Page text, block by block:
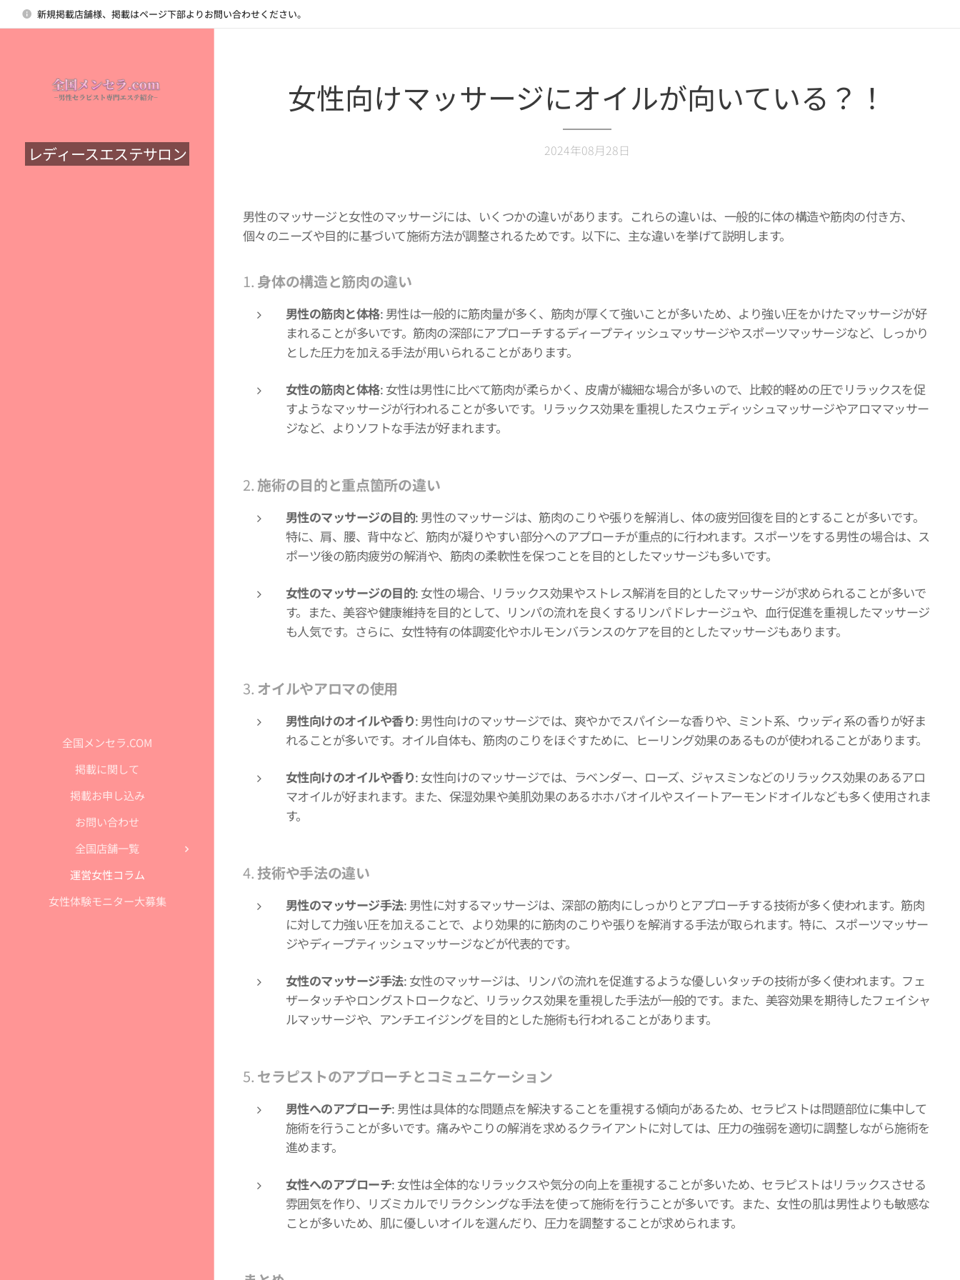
新規掲載店舗様、掲載はページ下部よりお問い合わせください。
レディースエステサロン
全国メンセラ.COM
掲載に関して
掲載お申し込み
お問い合わせ
全国店舗一覧
運営女性コラム
女性体験モニター大募集
女性向けマッサージにオイルが向いている？！
2024年08月28日
男性のマッサージと女性のマッサージには、いくつかの違いがあります。これらの違いは、一般的に体の構造や筋肉の付き方、
個々のニーズや目的に基づいて施術方法が調整されるためです。以下に、主な違いを挙げて説明します。
1. 身体の構造と筋肉の違い
男性の筋肉と体格: 男性は一般的に筋肉量が多く、筋肉が厚くて強いことが多いため、より強い圧をかけたマッサージが好
まれることが多いです。筋肉の深部にアプローチするディープティッシュマッサージやスポーツマッサージなど、しっかり
とした圧力を加える手法が用いられることがあります。
女性の筋肉と体格: 女性は男性に比べて筋肉が柔らかく、皮膚が繊細な場合が多いので、比較的軽めの圧でリラックスを促
すようなマッサージが行われることが多いです。リラックス効果を重視したスウェディッシュマッサージやアロママッサー
ジなど、よりソフトな手法が好まれます。
2.施術の目的と重点箇所の違い
男性のマッサージの目的: 男性のマッサージは、筋肉のこりや張りを解消し、体の疲労回復を目的とすることが多いです。
特に、肩、腰、背中など、筋肉が凝りやすい部分へのアプローチが重点的に行われます。スポーツをする男性の場合は、ス
ポーツ後の筋肉疲労の解消や、筋肉の柔軟性を保つことを目的としたマッサージも多いです。
女性のマッサージの目的: 女性の場合、リラックス効果やストレス解消を目的としたマッサージが求められることが多いで
す。また、美容や健康維持を目的として、リンパの流れを良くするリンパドレナージュや、血行促進を重視したマッサージ
も人気です。さらに、女性特有の体調変化やホルモンバランスのケアを目的としたマッサージもあります。
3. オイルやアロマの使用
男性向けのオイルや香り: 男性向けのマッサージでは、爽やかでスパイシーな香りや、ミント系、ウッディ系の香りが好ま
れることが多いです。オイル自体も、筋肉のこりをほぐすために、ヒーリング効果のあるものが使われることがあります。
女性向けのオイルや香り: 女性向けのマッサージでは、ラベンダー、ローズ、ジャスミンなどのリラックス効果のあるアロ
マオイルが好まれます。また、保湿効果や美肌効果のあるホホバオイルやスイートアーモンドオイルなども多く使用されま
す。
4.技術や手法の違い
男性のマッサージ手法: 男性に対するマッサージは、深部の筋肉にしっかりとアプローチする技術が多く使われます。筋肉
に対して力強い圧を加えることで、より効果的に筋肉のこりや張りを解消する手法が取られます。特に、スポーツマッサー
ジやディープティッシュマッサージなどが代表的です。
女性のマッサージ手法: 女性のマッサージは、リンパの流れを促進するような優しいタッチの技術が多く使われます。フェ
ザータッチやロングストロークなど、リラックス効果を重視した手法が一般的です。また、美容効果を期待したフェイシャ
ルマッサージや、アンチエイジングを目的とした施術も行われることがあります。
5. セラピストのアプローチとコミュニケーション
男性へのアプローチ: 男性は具体的な問題点を解決することを重視する傾向があるため、セラピストは問題部位に集中して
施術を行うことが多いです。痛みやこりの解消を求めるクライアントに対しては、圧力の強弱を適切に調整しながら施術を
進めます。
女性へのアプローチ: 女性は全体的なリラックスや気分の向上を重視することが多いため、セラピストはリラックスさせる
雰囲気を作り、リズミカルでリラクシングな手法を使って施術を行うことが多いです。また、女性の肌は男性よりも敏感な
ことが多いため、肌に優しいオイルを選んだり、圧力を調整することが求められます。